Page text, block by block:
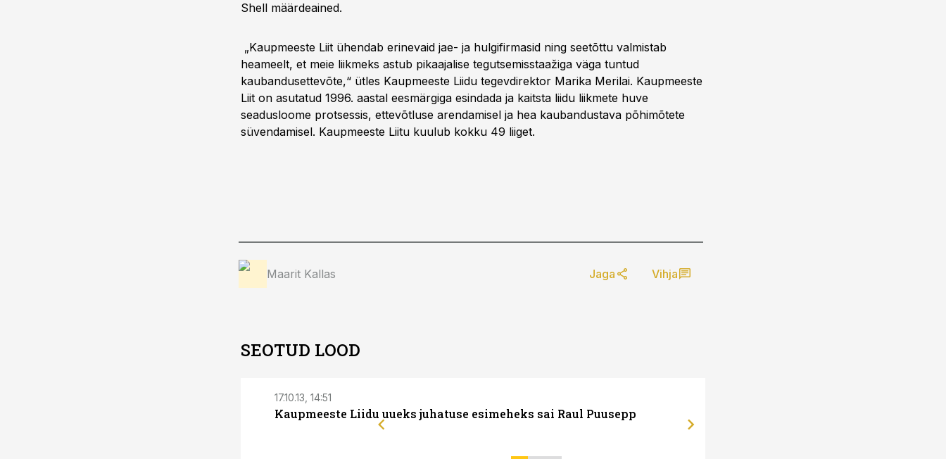
Shell määrdeained.
„Kaupmeeste Liit ühendab erinevaid jae- ja hulgifirmasid ning seetõttu valmistab
heameelt, et meie liikmeks astub pikaajalise tegutsemisstaažiga väga tuntud
kaubandusettevõte,“ ütles Kaupmeeste Liidu tegevdirektor Marika Merilai. Kaupmeeste
Liit on asutatud 1996. aastal eesmärgiga esindada ja kaitsta liidu liikmete huve
seadusloome protsessis, ettevõtluse arendamisel ja hea kaubandustava põhimõtete
süvendamisel. Kaupmeeste Liitu kuulub kokku 49 liiget.
Maarit Kallas Jaga Vihja
SEOTUD LOOD
17.10.13, 14:51
Kaupmeeste Liidu uueks juhatuse esimeheks sai Raul Puusepp